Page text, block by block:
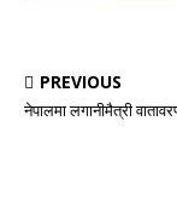
PREVIOUS
नेपालमा लगानीमैत्री